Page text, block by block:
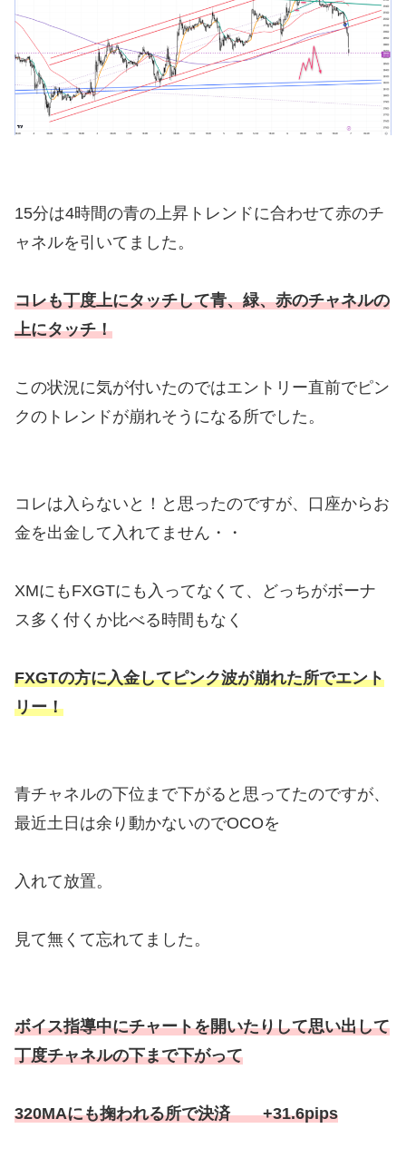
15分は4時間の青の上昇トレンドに合わせて赤のチ
ャネルを引いてました。
コレも丁度上にタッチして青、緑、赤のチャネルの
上にタッチ！
この状況に気が付いたのではエントリー直前でピン
クのトレンドが崩れそうになる所でした。
コレは入らないと！と思ったのですが、口座からお
金を出金して入れてません・・
XMにもFXGTにも入ってなくて、どっちがボーナ
ス多く付くか比べる時間もなく
FXGTの方に入金してピンク波が崩れた所でエント
リー！
青チャネルの下位まで下がると思ってたのですが、
最近土日は余り動かないのでOCOを
入れて放置。
見て無くて忘れてました。
ボイス指導中にチャートを開いたりして思い出して
丁度チャネルの下まで下がって
320MAにも掬われる所で決済 +31.6pips